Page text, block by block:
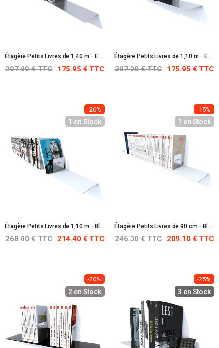
Étagère Petits Livres de 1,40 m - En Acier Inoxydable
207.00 € TTC 175.95 € TTC
Étagère Petits Livres de 1,10 m - En Acier Inoxydable
207.00 € TTC 175.95 € TTC
-20%
1 en Stock
Étagère Petits Livres de 1,10 m - Blanche : RAL 9010
268.00 € TTC 214.40 € TTC
-15%
1 en Stock
Étagère Petits Livres de 90 cm - Blanche : RAL 9010
246.00 € TTC 209.10 € TTC
-20%
2 en Stock
-25%
3 en Stock